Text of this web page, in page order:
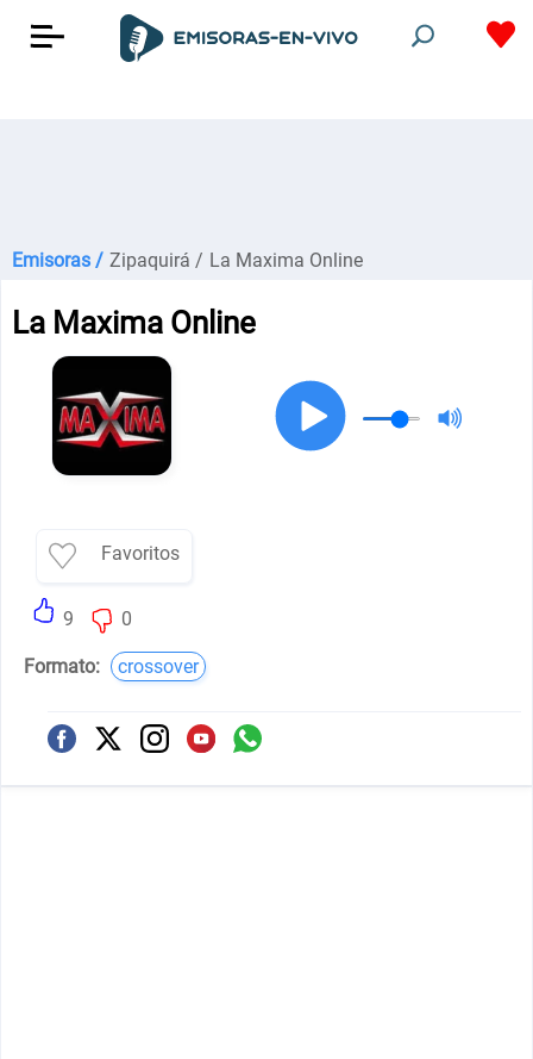
Emisoras / Zipaquirá / La Maxima Online
La Maxima Online
Favoritos
9 0
Formato: crossover